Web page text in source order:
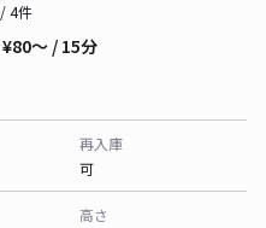
/ 4件
¥80〜 / 15分
再入庫
可
高さ